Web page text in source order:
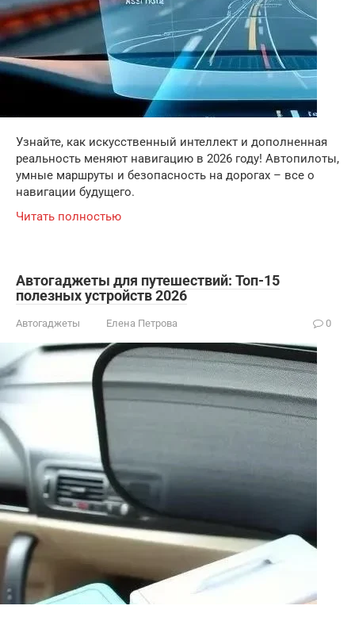
Узнайте, как искусственный интеллект и дополненная
реальность меняют навигацию в 2026 году! Автопилоты,
умные маршруты и безопасность на дорогах – все о
навигации будущего.
Читать полностью
Автогаджеты для путешествий: Топ-15
полезных устройств 2026
Автогаджеты Елена Петрова 0